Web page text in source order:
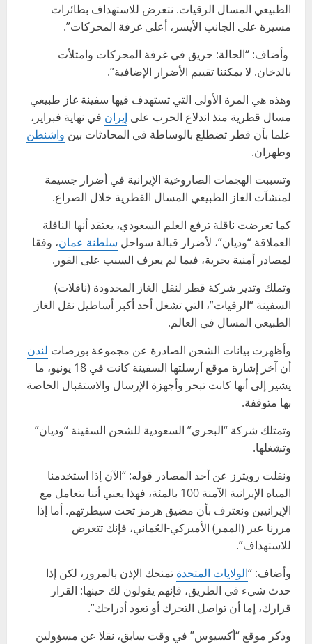
الطبيعي المسال الرقيات. نتعرض للاستهداف بطائرات
مسيرة على الجانب الأيسر، أعلى غرفة المحركات”.
وأضاف: “الحالة: حريق في غرفة المحركات وامتلأت
بالدخان. لا يمكننا تقييم الأضرار الإضافية”.
وهذه هي المرة الأولى التي تستهدف فيها سفينة غاز طبيعي
مسال قطرية منذ اندلاع الحرب على إيران في نهاية فبراير،
علما بأن قطر تضطلع بالوساطة في المحادثات بين واشنطن
وطهران.
وتسببت الهجمات الصاروخية الإيرانية في أضرار جسيمة
لمنشآت الغاز الطبيعي المسال القطرية خلال الصراع.
كما تعرضت ناقلة ترفع العلم السعودي، يعتقد أنها الناقلة
العملاقة “وديان”، لأضرار قبالة سواحل سلطنة عمان، وفقا
لمصادر أمنية بحرية، فيما لم يعرف السبب على الفور.
وتملك وتدير شركة قطر لنقل الغاز المحدودة (ناقلات)
السفينة “الرقيات”، التي تشغل أحد أكبر أساطيل نقل الغاز
الطبيعي المسال في العالم.
وأظهرت بيانات الشحن الصادرة عن مجموعة بورصات لندن
أن آخر إشارة موقع أرسلتها السفينة كانت في 18 يونيو، ما
يشير إلى أنها كانت تبحر وأجهزة الإرسال والاستقبال الخاصة
بها متوقفة.
وتمتلك شركة “البحري” السعودية للشحن السفينة “وديان”
وتشغلها.
ونقلت رويترز عن أحد المصادر قوله: “الآن إذا استخدمنا
المياه الإيرانية الآمنة 100 بالمئة، فهذا يعني أننا نتعامل مع
الإيرانيين ونعترف بأن مضيق هرمز تحت سيطرتهم. أما إذا
مررنا عبر (الممر) الأميركي-العُماني، فإنك تتعرض
للاستهداف”.
وأضاف: “الولايات المتحدة تمنحك الإذن بالمرور، لكن إذا
حدث شيء في الطريق، فإنهم يقولون لك حينها: القرار
قرارك، إما أن تواصل التحرك أو تعود أدراجك”.
وذكر موقع “أكسيوس” في وقت سابق، نقلا عن مسؤولين